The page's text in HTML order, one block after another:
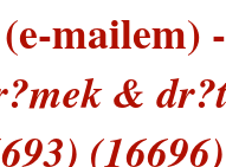
mailem)
&